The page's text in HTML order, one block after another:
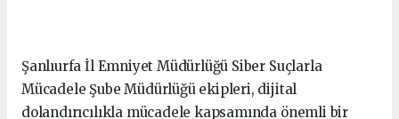
Şanlıurfa İl Emniyet Müdürlüğü Siber Suçlarla
Mücadele Şube Müdürlüğü ekipleri, dijital
dolandırıcılıkla mücadele kapsamında önemli bir